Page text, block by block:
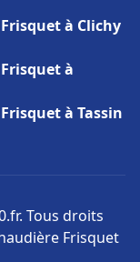
à Clichy
à
à Tassin
Tous droits
Frisquet